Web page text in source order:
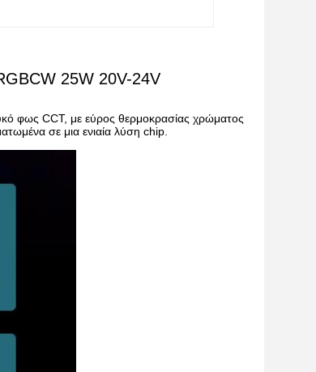
25W 20V-24V
φως CCT, με εύρος θερμοκρασίας χρώματος
σε μια ενιαία λύση chip.